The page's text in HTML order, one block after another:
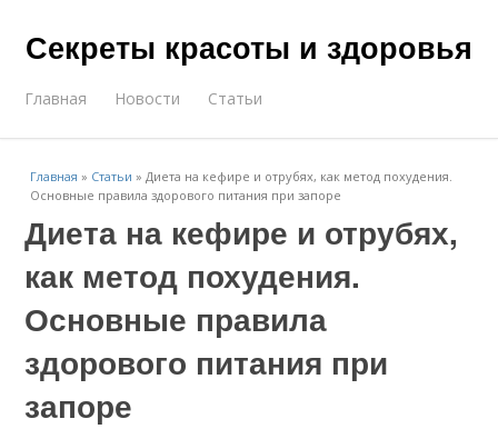
Секреты красоты и здоровья
Главная Новости Статьи
Главная » Статьи »Диета на кефире и отрубях, как метод похудения.
Основные правила здорового питания при запоре
Диета на кефире и отрубях,
как метод похудения.
Основные правила
здорового питания при
запоре